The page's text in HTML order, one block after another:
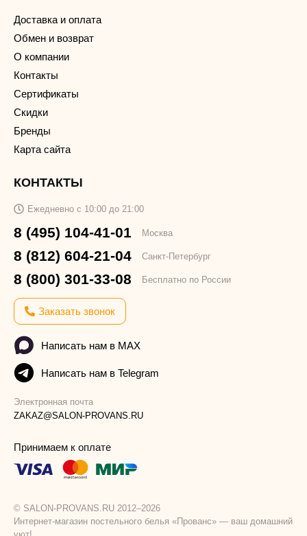
Доставка и оплата
Обмен и возврат
О компании
Контакты
Сертификаты
Скидки
Бренды
Карта сайта
КОНТАКТЫ
Ежедневно с 10:00 до 21:00
8 (495) 104-41-01 Москва
8 (812) 604-21-04 Санкт-Петербург
8 (800) 301-33-08 Бесплатно по России
Заказать звонок
Написать нам в MAX
Написать нам в Telegram
Электронная почта
ZAKAZ@SALON-PROVANS.RU
Принимаем к оплате
© SALON-PROVANS.RU 2012–2026
Интернет-магазин постельного белья «Прованс» — ваш домашний